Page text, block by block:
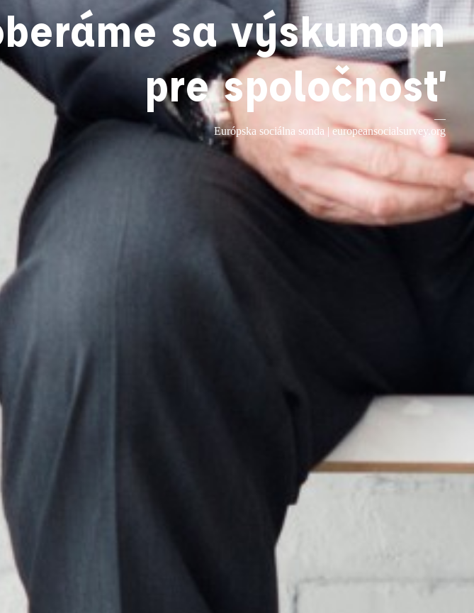
sa výskumom
pre spoločnosť
—
Európska sociálna sonda |europeansocialsurvey.org